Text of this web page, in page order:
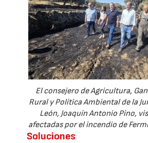
El consejero de Agricultura,
Rural y Política Ambiental de la
León, Joaquín Antonio Pino,
afectadas por el incendio de
Soluciones